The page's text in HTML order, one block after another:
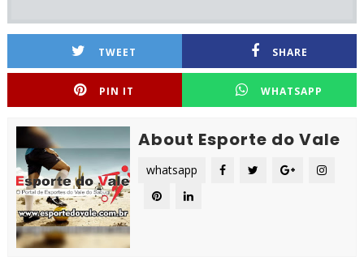
TWEET SHARE
PIN IT WHATSAPP
About Esporte do Vale
whatsapp